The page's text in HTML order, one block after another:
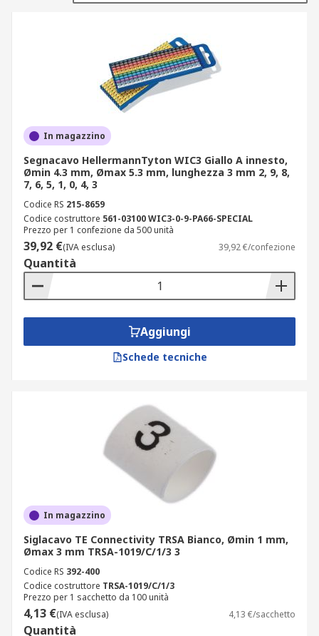
Sono realizzati utilizzando materiali appositi che
garantiscono la durabilità e l'affidabilità
necessarie nel contesto elettrico. Tra quelli più
comuni ci sono PVC, poliolefina, vinile, nylon,
poliestere e acciaio. Ogni materiale ha le sue
caratteristiche uniche che lo rendono adatto a
diversi ambienti e applicazioni.
Ad esempio resistenza alla temperatura,
flessibilità e resistenza all'usura.
I segnacavi differiscono inoltre per dimensioni,
colore e metodo di fissaggio. Spesso presentano
un codice colore in base agli standard
Questo codice facilita l'identificazione e
l'associazione dei segnacavi a determinati fili o
Classificazione dei segnacavi in base al
metodo di fissaggio
I segnacavi possono essere classificati in base al
metodo di fissaggio utilizzato. Ecco alcune
categorie comuni:
Segnacavi adesivi e autolaminanti: ideali
per l'uso con cavi già terminati. Si avvolgono
facilmente intorno al cavo e offrono una
copertura protettiva con uno strato
trasparente autoadesivo. Possono essere
In magazzino
Segnacavo HellermannTyton WIC3 Giallo A innesto,
Ømin 4.3 mm, Ømax 5.3 mm, lunghezza 3 mm 2, 9, 8,
7, 6, 5, 1, 0, 4, 3
Codice RS 215-8659
Codice costruttore 561-03100 WIC3-0-9-PA66-SPECIAL
Prezzo per 1 confezione da 500 unità
39,92 €(IVA esclusa) 39,92 €/confezione
Quantità
Aggiungi
Schede tecniche
In magazzino
Siglacavo TE Connectivity TRSA Bianco, Ømin 1 mm,
Ømax 3 mm TRSA-1019/C/1/3 3
Codice RS 392-400
Codice costruttore TRSA-1019/C/1/3
Prezzo per 1 sacchetto da 100 unità
4,13 €(IVA esclusa) 4,13 €/sacchetto
Quantità